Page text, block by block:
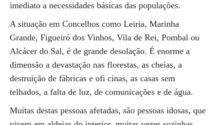
imediato a necessidades básicas das populações.
A situação em Concelhos como Leiria, Marinha
Grande, Figueiró dos Vinhos, Vila de Rei, Pombal ou
Alcácer do Sal, é de grande desolação. É enorme a
dimensão a devastação nas florestas, as cheias, a
destruição de fábricas e ofi cinas, as casas sem
telhados, a falta de luz, de comunicações e de água.
Muitas destas pessoas afetadas, são pessoas idosas, que